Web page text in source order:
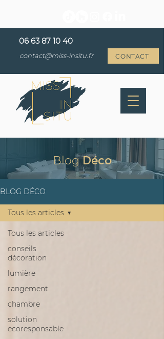
06 63 87 10 40
contact@miss-insitu.fr CONTACT
BlogDéco
BLOG DÉCO
Tous les articles
conseils
décoration
lumière
rangement
chambre
solution
ecoresponsable
Tous les articles